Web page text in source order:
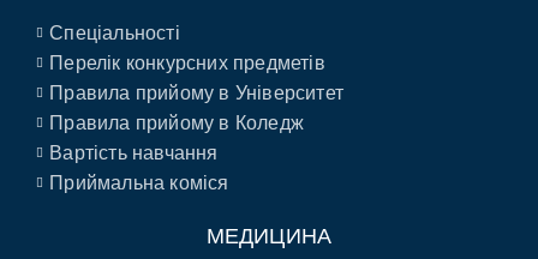
Спеціальності
Перелік конкурсних предметів
Правила прийому в Університет
Правила прийому в Коледж
Вартість навчання
Приймальна коміся
МЕДИЦИНА